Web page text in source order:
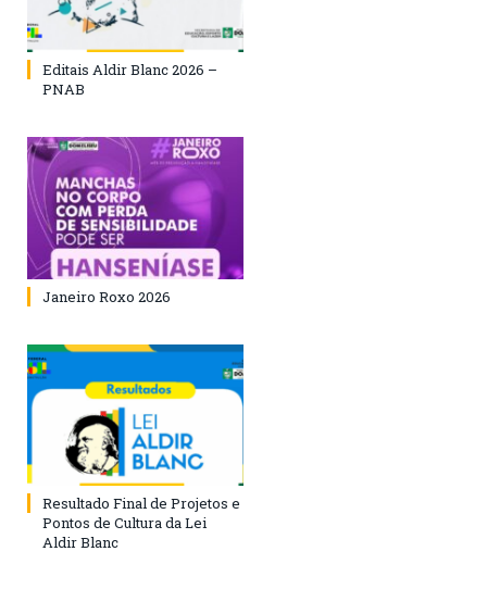
Editais Aldir Blanc 2026 –
PNAB
Janeiro Roxo 2026
Resultado Final de Projetos e
Pontos de Cultura da Lei
Aldir Blanc